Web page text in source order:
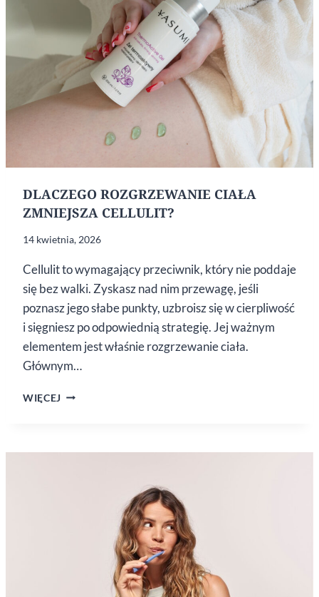
DLACZEGO ROZGRZEWANIE CIAŁA
ZMNIEJSZA CELLULIT?
14 kwietnia, 2026
Cellulit to wymagający przeciwnik, który nie poddaje
się bez walki. Zyskasz nad nim przewagę, jeśli
poznasz jego słabe punkty, uzbroisz się w cierpliwość
i sięgniesz po odpowiednią strategię. Jej ważnym
elementem jest właśnie rozgrzewanie ciała.
Głównym…
WIĘCEJ DLACZEGO
CELLULIT?